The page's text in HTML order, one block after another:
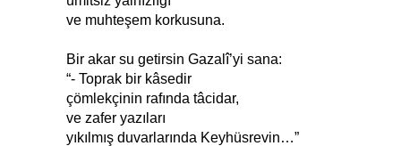
ve muhteşem korkusuna.
Bir akar su getirsin Gazalî’yi sana:
“- Toprak bir kâsedir
çömlekçinin rafında tâcidar,
ve zafer yazıları
yıkılmış duvarlarında Keyhüsrevin…”